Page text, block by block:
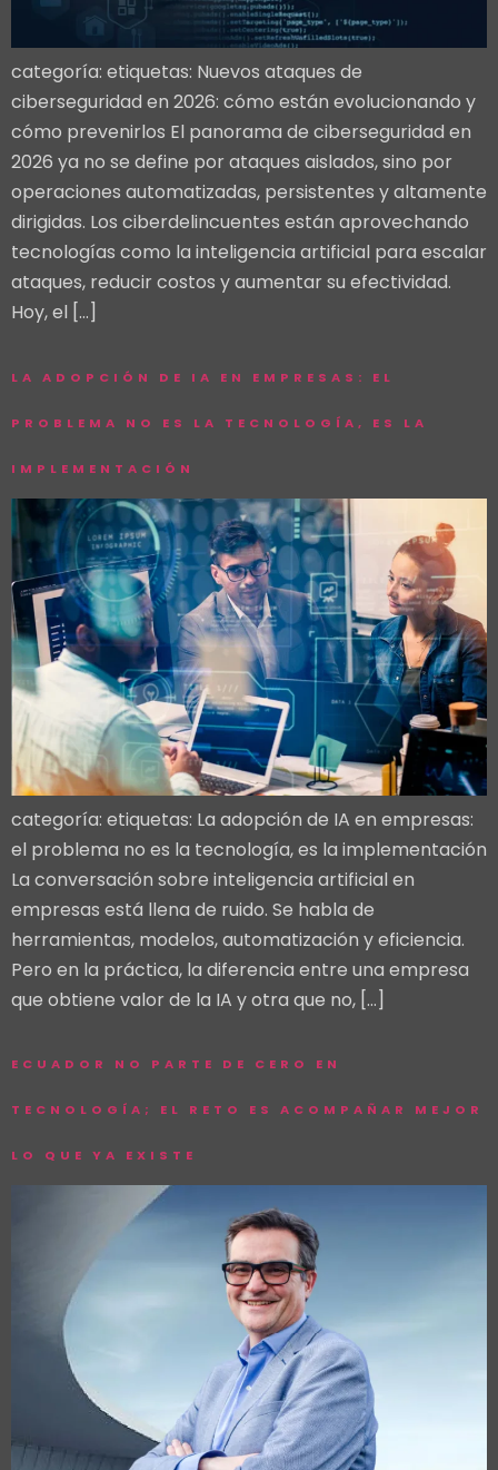
categoría: etiquetas: Nuevos ataques de
ciberseguridad en 2026: cómo están evolucionando y
cómo prevenirlos El panorama de ciberseguridad en
2026 ya no se define por ataques aislados, sino por
operaciones automatizadas, persistentes y altamente
dirigidas. Los ciberdelincuentes están aprovechando
tecnologías como la inteligencia artificial para escalar
ataques, reducir costos y aumentar su efectividad.
Hoy, el […]
LA ADOPCIÓN DE IA EN EMPRESAS: EL
PROBLEMA NO ES LA TECNOLOGÍA, ES LA
IMPLEMENTACIÓN
categoría: etiquetas: La adopción de IA en empresas:
el problema no es la tecnología, es la implementación
La conversación sobre inteligencia artificial en
empresas está llena de ruido. Se habla de
herramientas, modelos, automatización y eficiencia.
Pero en la práctica, la diferencia entre una empresa
que obtiene valor de la IA y otra que no, […]
ECUADOR NO PARTE DE CERO EN
TECNOLOGÍA; EL RETO ES ACOMPAÑAR MEJOR
LO QUE YA EXISTE